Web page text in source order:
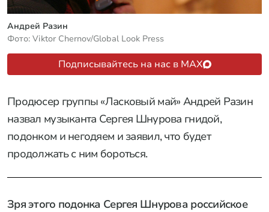
Андрей Разин
Фото: Viktor Chernov/Global Look Press
Подписывайтесь на нас в MAX
Продюсер группы «Ласковый май» Андрей Разин
назвал музыканта Сергея Шнурова гнидой,
подонком и негодяем и заявил, что будет
продолжать с ним бороться.
Зря этого подонка Сергея Шнурова российское